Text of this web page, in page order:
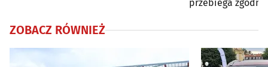
przebiega
ZOBACZ RÓWNIEŻ